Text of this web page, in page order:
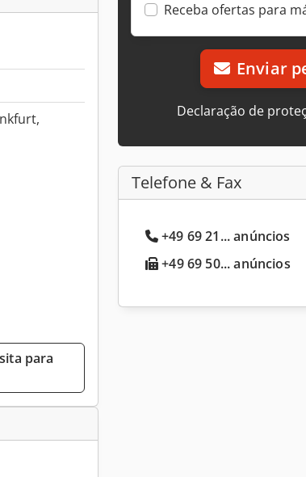
Receba ofertas para
Enviar
Declaração de
Telefone & Fax
+49 69 21... anúncios
+49 69 50... anúncios